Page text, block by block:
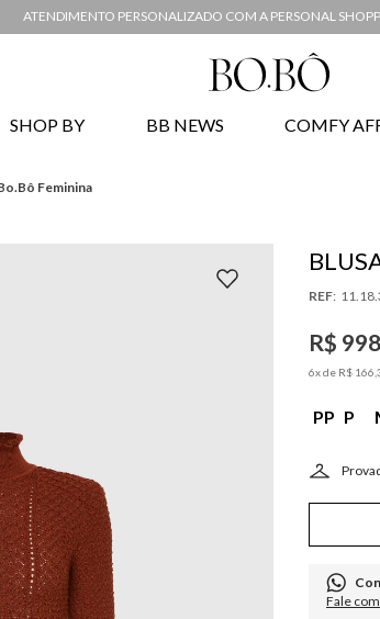
ATENDIMENTO PERSONALIZADO COM A PERSONAL
SHOP BY BB NEWS COMFY
Feminina
:
R$ 998
6x de R$ 166
PP P
Fale